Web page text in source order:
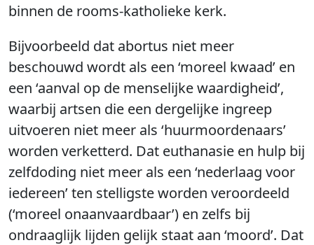
binnen de rooms-katholieke kerk.
Bijvoorbeeld dat abortus niet meer
beschouwd wordt als een ‘moreel kwaad’ en
een ‘aanval op de menselijke waardigheid’,
waarbij artsen die een dergelijke ingreep
uitvoeren niet meer als ‘huurmoordenaars’
worden verketterd. Dat euthanasie en hulp bij
zelfdoding niet meer als een ‘nederlaag voor
iedereen’ ten stelligste worden veroordeeld
(‘moreel onaanvaardbaar’) en zelfs bij
ondraaglijk lijden gelijk staat aan ‘moord’. Dat